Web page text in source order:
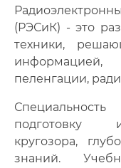
(РЭСиК) - это
техники,
пеленгации,
подготовку
кругозора,
знаний.